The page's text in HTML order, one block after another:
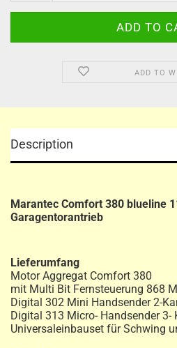
ADD TO
Description
Marantec Comfort 380 blueline
Garagentorantrieb
Lieferumfang
Motor Aggregat Comfort 380
mit Multi Bit Fernsteuerung 868
Digital 302 Mini Handsender 2-
Digital 313 Micro- Handsender 3-
Universaleinbauset für